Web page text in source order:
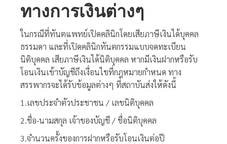
ทางการเงินต่างๆ
ในกรณีที่ทันตแพทย์เปิดคลินิกโดยเสียภาษีเงินได้บุคคล
ธรรมดา และที่เปิดคลินิกทันตกรรมแบบจดทะเบียน
นิติบุคคล เสียภาษีเงินได้นิติบุคคล หากมีเงินฝากหรือรับ
โอนเงินเข้าบัญชีถึงเงื่อนไขที่กฎหมายกำหนด ทาง
สรรพากรจะได้รับข้อมูลต่างๆ ที่สถาบันส่งให้ดังนี้
1.เลขประจำตัวประชาชน / เลขนิติบุคคล
2.ชื่อ-นามสกุล เจ้าของบัญชี / ชื่อนิติบุคคล
3.จำนวนครั้งของการฝากหรือรับโอนเงินต่อปี